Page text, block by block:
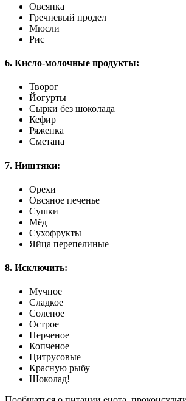
Овсянка
Гречневый продел
Мюсли
Рис
6. Кисло-молочные продукты:
Творог
Йогурты
Сырки без шоколада
Кефир
Ряженка
Сметана
7. Ништяки:
Орехи
Овсяное печенье
Сушки
Мёд
Сухофрукты
Яйца перепелиные
8. Исключить:
Мучное
Сладкое
Соленое
Острое
Перченое
Копченое
Цитрусовые
Красную рыбу
Шоколад!